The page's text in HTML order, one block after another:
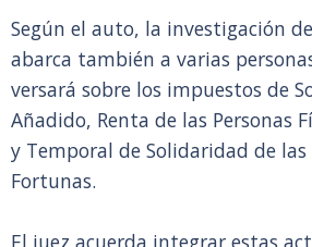
Según el auto, la investigación
abarca también a varias
versará sobre los impuestos de
Añadido, Renta de las Personas
y Temporal de Solidaridad de las
Fortunas.
El juez acuerda integrar estas